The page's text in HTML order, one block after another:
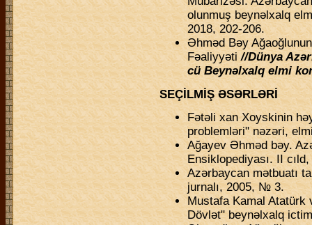
olunmuş beynəlxalq
2018, 202-206.
Əhməd Bəy
Fəaliyyəti//Dünya
cü Beynəlxalq elmi
SEÇİLMİŞ ƏSƏRLƏRİ
Fətəli xan Xoyskinin
problemləri" nəzəri,
Ağayev Əhməd bəy.
Ensiklopediyası. II
Azərbaycan mətbuatı
jurnalı, 2005, № 3.
Mustafa Kamal
Dövlət" beynəlxalq